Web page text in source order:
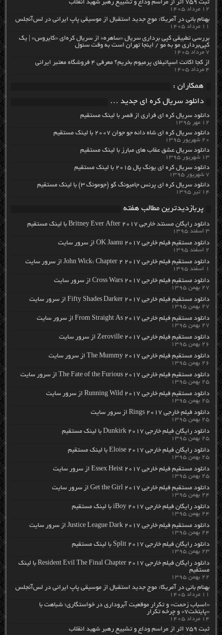
ثبت ۷۵۹ اثر از مراسم وداع و تشییع رهبر شهید انقلاب
۱۲ مرداد ۱۴۰۵
بهنام بانی در آمریکا: موج جدید استقبال از موسیقی پاپ ایرانی در لس‌آنجلس
۱۱ مرداد ۱۴۰۵
بررسی تطبیقی کپی برداری سریال «ساهره» از سریال کره‌ای «کایروس» | یک
کپی‌برداری مو به مو / اینجا تهران است به وقت سئول
۷ مرداد ۱۴۰۵
از کجا اکانت اسپاتیفای پرمیوم بخریم؟ معرفی ۴ فروشگاه معتبر ایرانی
۴ مرداد ۱۴۰۵
همکاران :
دانلود سریال کره ای جدید …
دانلود سریال کره ای فراری از قصر با لینک مستقیم
۱۲ مهر ۱۳۹۵
دانلود سریال کره ای شاه دائه جو جوان ۲۰۰۷ با لینک مستقیم
۲۰ شهریور ۱۳۹۵
دانلود سریال عشق عقاب های مبارز با لینک مستقیم
۱۳ شهریور ۱۳۹۵
دانلود سریال کره ای یونگ پال ۲۰۱۵ با لینک مستقیم
۷ شهریور ۱۳۹۵
دانلود سریال کره ای پرنس جامیونگ گو (جومونگ ۳) با لینک مستقیم
۱۴ تیر ۱۳۹۵
پربازدیدترین مطالب هفته
دانلود رایگان مسنتد خارجی Britney Ever After 2017 با لینک مستقیم
۳ اسفند ۱۳۹۵
دانلود مستقیم فیلم خارجی OK Jaanu 2017 از سرور سایت
۲ اسفند ۱۳۹۵
دانلود مستقیم فیلم خارجی John Wick: Chapter 2 2017 از سرور سایت
۱ اسفند ۱۳۹۵
دانلود مستقیم فیلم خارجی Cross Wars 2017 از سرور سایت
۲۷ بهمن ۱۳۹۵
دانلود مستقیم فیلم خارجی Fifty Shades Darker 2017 از سرور سایت
۲۷ بهمن ۱۳۹۵
دانلود مستقیم فیلم خارجی From Straight As 2017 از سرور سایت
۲۷ بهمن ۱۳۹۵
دانلود مستقیم فیلم خارجی Zeroville 2017 از سرور سایت
۲۶ بهمن ۱۳۹۵
دانلود مستقیم فیلم خارجی The Mummy 2017 از سرور سایت
۲۶ بهمن ۱۳۹۵
دانلود مستقیم فیلم خارجی The Fate of the Furious 2017 از سرور سایت
۲۵ بهمن ۱۳۹۵
دانلود مستقیم فیلم خارجی Running Wild 2017 از سرور سایت
۲۵ بهمن ۱۳۹۵
دانلود فیلم خارجی Rings 2017 از سرور سایت
۲۵ بهمن ۱۳۹۵
دانلود رایگان فیلم خارجی Dunkirk 2017 با لینک مستقیم
۲۵ بهمن ۱۳۹۵
دانلود رایگان فیلم خارجی Eloise 2017 با لینک مستقیم
۲۵ بهمن ۱۳۹۵
دانلود مستقیم فیلم خارجی Essex Heist 2017 از سرور سایت
۲۵ بهمن ۱۳۹۵
دانلود مستقیم فیلم خارجی Get the Girl 2017 از سرور سایت
۲۴ بهمن ۱۳۹۵
دانلود رایگان فیلم خارجی iBoy 2017 با لینک مستقیم
۲۴ بهمن ۱۳۹۵
دانلود مستقیم فیلم خارجی Justice League Dark 2017 از سرور سایت
۲۴ بهمن ۱۳۹۵
دانلود رایگان فیلم خارجی Split 2017 با لینک مستقیم
۲۳ بهمن ۱۳۹۵
دانلود رایگان فیلم خارجی Resident Evil The Final Chapter 2017 با لینک
مستقیم
۲۲ بهمن ۱۳۹۵
بهنام بانی در آمریکا: موج جدید استقبال از موسیقی پاپ ایرانی در لس‌آنجلس
۱۱ مرداد ۱۴۰۵
«اسباب زحمت» و تکرار موقعیت آبروداری در خواستگاری؛ شباهت با
«پایتخت۷» و چرخه تکرار
۱۴ مرداد ۱۴۰۵
ثبت ۷۵۹ اثر از مراسم وداع و تشییع رهبر شهید انقلاب